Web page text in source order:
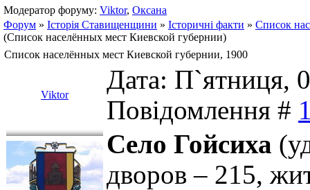
Модератор форуму: Viktor, Оксана
Форум » Історія Ставищенщини » Історичні факти » Список
(Список населённых мест Киевской губернии)
Список населённых мест Киевской губернии, 1900
Viktor
Дата: П`ятниця,
Повідомлення #
Село Гойсиха
дворов – 215,